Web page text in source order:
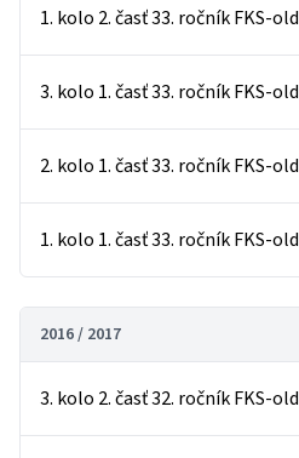
1. kolo 2. časť 33. ročník FKS-old
3. kolo 1. časť 33. ročník FKS-old
2. kolo 1. časť 33. ročník FKS-old
1. kolo 1. časť 33. ročník FKS-old
2016 / 2017
3. kolo 2. časť 32. ročník FKS-old